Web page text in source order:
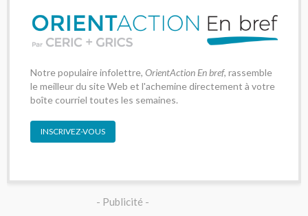
Notre populaire infolettre, OrientAction En bref, rassemble
le meilleur du site Web et l'achemine directement à votre
boîte courriel toutes les semaines.
INSCRIVEZ-VOUS
- Publicité -